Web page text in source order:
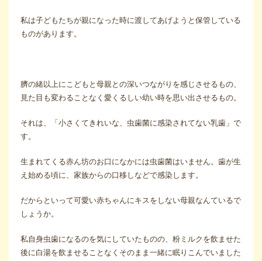
私は子どもたちが親になった時に渡してあげようと保管している
ものがあります。
臍の緒以上にこどもと母親との深いつながりを感じさせるもの、
見た目も変わることなく愛くるしい幼い時を思い出させるもの。
それは、「小さくてきれいな、虫歯菌に感染されてない乳歯」で
す。
生まれてくる赤ん坊のお口になかには虫歯菌はいません。歯が生
え始める頃に、家族からの口移しなどで感染します。
だからといって可愛い赤ちゃんにキスをしない母親なんているで
しょうか。
私自身虫歯になるのを気にしていたものの、粉ミルクを飲ませた
後に白湯を飲ませることなくそのまま一緒に眠りこんでいました